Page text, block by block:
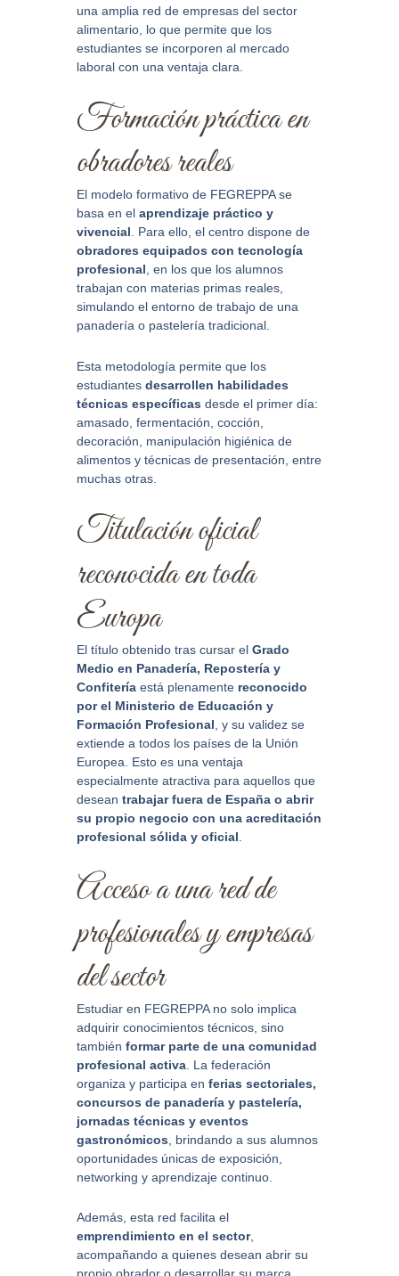
una amplia red de empresas del sector
alimentario, lo que permite que los
estudiantes se incorporen al mercado
laboral con una ventaja clara.
Formación práctica en
obradores reales
El modelo formativo de FEGREPPA se
basa en elaprendizaje práctico y
vivencial . Para ello, el centro dispone de
obradores equipados con tecnología
profesional , en los que los alumnos
trabajan con materias primas reales,
simulando el entorno de trabajo de una
panadería o pastelería tradicional.
Esta metodología permite que los
estudiantesdesarrollen habilidades
técnicas específicas desde el primer día:
amasado, fermentación, cocción,
decoración, manipulación higiénica de
alimentos y técnicas de presentación, entre
muchas otras.
Titulación oficial
reconocida en toda
Europa
El título obtenido tras cursar elGrado
Medio en Panadería, Repostería y
Confitería está plenamente reconocido
por el Ministerio de Educación y
Formación Profesional , y su validez se
extiende a todos los países de la Unión
Europea. Esto es una ventaja
especialmente atractiva para aquellos que
deseantrabajar fuera de España o abrir
su propio negocio con una acreditación
profesional sólida y oficial
Acceso a una red de
profesionales y empresas
del sector
Estudiar en FEGREPPA no solo implica
adquirir conocimientos técnicos, sino
tambiénformar parte de una comunidad
profesional activa . La federación
organiza y participa enferias sectoriales,
concursos de panadería y pastelería,
jornadas técnicas y eventos
gastronómicos , brindando a sus alumnos
oportunidades únicas de exposición,
networking y aprendizaje continuo.
Además, esta red facilita el
emprendimiento en el sector,
acompañando a quienes desean abrir su